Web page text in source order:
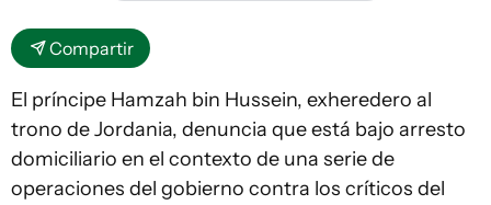
Compartir
El príncipe Hamzah bin Hussein, exheredero al
trono de Jordania, denuncia que está bajo arresto
domiciliario en el contexto de una serie de
operaciones del gobierno contra los críticos del